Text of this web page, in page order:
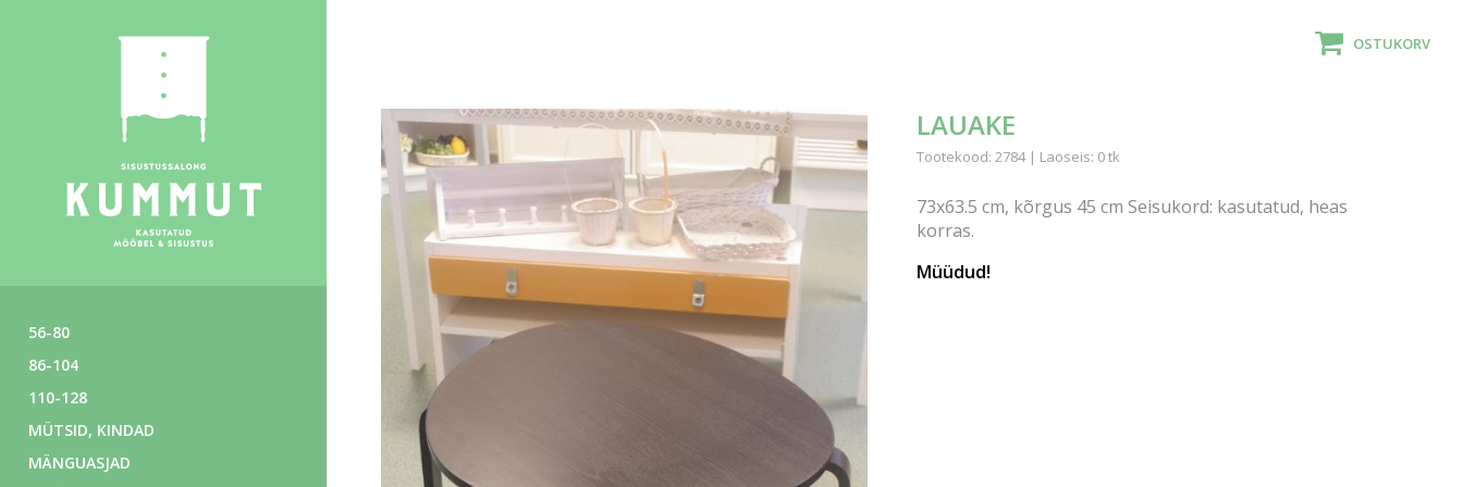
56-80
86-104
110-128
MÜTSID, KINDAD
MÄNGUASJAD
OSTUKORV
LAUAKE
Tootekood: 2784 | Laoseis: 0 tk
73x63.5 cm, kõrgus 45 cm Seisukord: kasutatud, heas
korras.
Müüdud!